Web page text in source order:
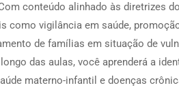
conteúdo alinhado às diretrizes
como vigilância em saúde,
de famílias em situação de
das aulas, você aprenderá a
materno-infantil e doenças